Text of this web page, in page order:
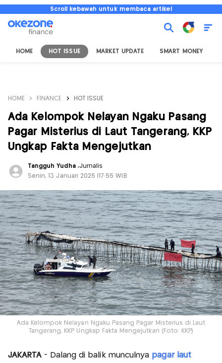
Scroll kebawah untuk membaca artikel
HOME HOT ISSUE MARKET UPDATE SMART MONEY
HOME FINANCE HOT ISSUE
Ada Kelompok Nelayan Ngaku Pasang
Pagar Misterius di Laut Tangerang, KKP
Ungkap Fakta Mengejutkan
Tangguh Yudha ,Jurnalis
Senin, 13 Januari 2025 |17:55 WIB
Ada Kelompok Nelayan Ngaku Pasang Pagar Misterius di Laut
Tangerang, KKP Ungkap Fakta Mengejutkan (Foto: KKP)
JAKARTA - Dalang di balik munculnya pagar laut